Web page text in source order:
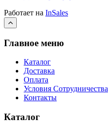
Работает на InSales
Главное меню
Каталог
Доставка
Оплата
Условия Сотрудничества
Контакты
Каталог